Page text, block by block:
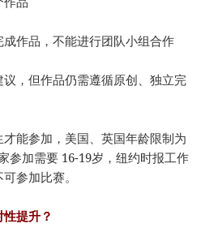
作品，不能进行团队小组合作
，但作品仍需遵循原创、独立完
能参加，美国、英国年龄限制为
参加需要 16-19岁，纽约时报工作
参加比赛。
提升？